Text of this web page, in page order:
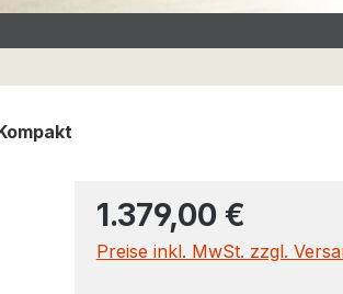
1.379,00 €
Preise inkl. MwSt. zzgl.